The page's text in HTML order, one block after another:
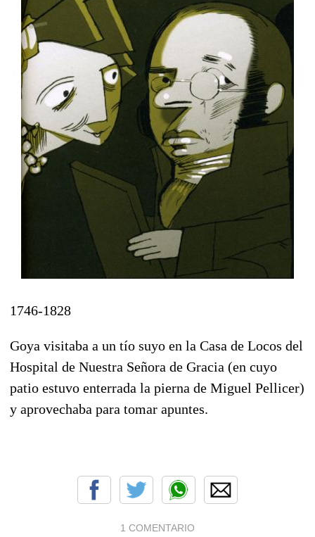
1746-1828
Goya visitaba a un tío suyo en la Casa de Locos del
Hospital de Nuestra Señora de Gracia (en cuyo
patio estuvo enterrada la pierna de Miguel Pellicer)
y aprovechaba para tomar apuntes.
1 COMENTARIO